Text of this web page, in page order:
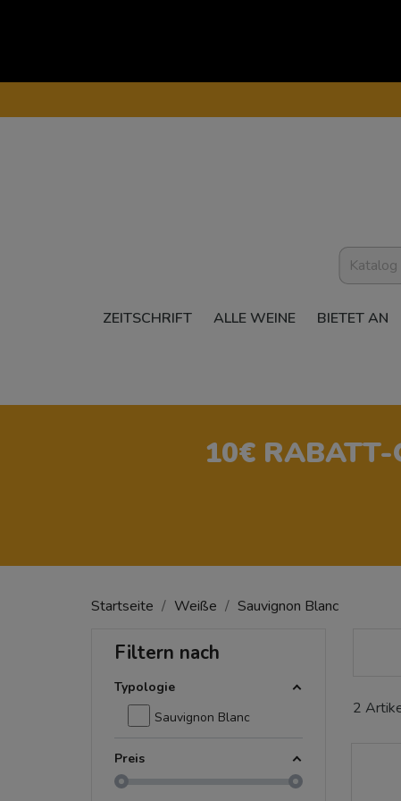
ZEITSCHRIFT ALLE WEINE BIETET AN
10€ RABATT-
Startseite Weiße Sauvignon Blanc
Filtern nach
Typologie
Sauvignon Blanc
Preis
2